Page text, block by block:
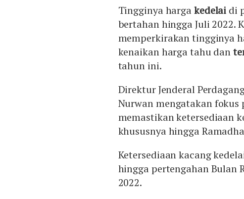
Tingginya hargakedelai di
bertahan hingga Juli 2022.
memperkirakan tingginya
kenaikan harga tahu dan
tahun ini.
Direktur Jenderal
Nurwan mengatakan
memastikan ketersediaan
khususnya hingga
Ketersediaan kacang
hingga pertengahan Bulan
2022.